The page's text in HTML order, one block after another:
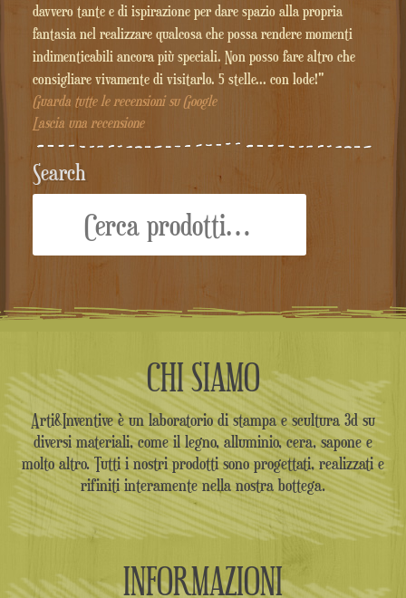
davvero tante e di ispirazione per dare spazio alla propria
fantasia nel realizzare qualcosa che possa rendere momenti
indimenticabili ancora più speciali. Non posso fare altro che
consigliare vivamente di visitarlo. 5 stelle... con lode!"
Guarda tutte le recensioni su Google
Lascia una recensione
Search
CHI SIAMO
Arti&Inventive è un laboratorio di stampa e scultura 3d su
diversi materiali, come il legno, alluminio, cera, sapone e
molto altro. Tutti i nostri prodotti sono progettati, realizzati e
rifiniti interamente nella nostra bottega.
INFORMAZIONI